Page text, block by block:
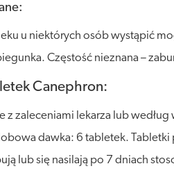
u niektórych osób wystąpić
Częstość nieznana –
Canephron:
z zaleceniami lekarza lub
dawka: 6 tabletek. Tabletki
lub się nasilają po 7 dniach